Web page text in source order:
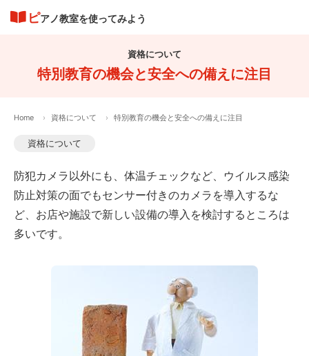
ピアノ教室を使ってみよう
資格について
特別教育の機会と安全への備えに注目
Home 資格について 特別教育の機会と安全への備えに注目
資格について
防犯カメラ以外にも、体温チェックなど、ウイルス感染
防止対策の面でもセンサー付きのカメラを導入するな
ど、お店や施設で新しい設備の導入を検討するところは
多いです。